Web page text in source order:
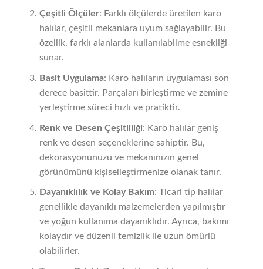
Çeşitli Ölçüler: Farklı ölçülerde üretilen karo
halılar, çeşitli mekanlara uyum sağlayabilir. Bu
özellik, farklı alanlarda kullanılabilme esnekliği
sunar.
Basit Uygulama: Karo halıların uygulaması son
derece basittir. Parçaları birleştirme ve zemine
yerleştirme süreci hızlı ve pratiktir.
Renk ve Desen Çeşitliliği: Karo halılar geniş
renk ve desen seçeneklerine sahiptir. Bu,
dekorasyonunuzu ve mekanınızın genel
görünümünü kişiselleştirmenize olanak tanır.
Dayanıklılık ve Kolay Bakım: Ticari tip halılar
genellikle dayanıklı malzemelerden yapılmıştır
ve yoğun kullanıma dayanıklıdır. Ayrıca, bakımı
kolaydır ve düzenli temizlik ile uzun ömürlü
olabilirler.